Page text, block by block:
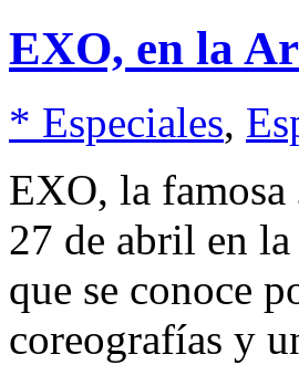
EXO, en la
* Especiales,
EXO, la famosa
27 de abril en
que se conoce
coreografías y